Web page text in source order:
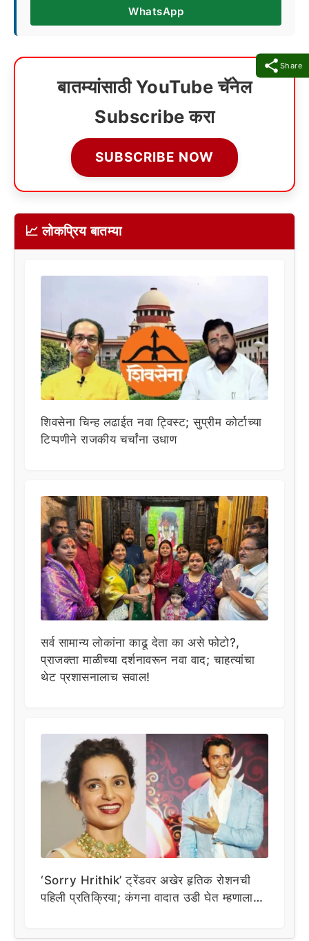
Share
WhatsApp
बातम्यांसाठी YouTube चॅनेल
Subscribe करा
SUBSCRIBE NOW
📈 लोकप्रिय बातम्या
शिवसेना चिन्ह लढाईत नवा ट्विस्ट; सुप्रीम कोर्टाच्या
टिप्पणीने राजकीय चर्चांना उधाण
सर्व सामान्य लोकांना काढू देता का असे फोटो?,
प्राजक्ता माळीच्या दर्शनावरून नवा वाद; चाहत्यांचा
थेट प्रशासनालाच सवाल!
‘Sorry Hrithik’ ट्रेंडवर अखेर हृतिक रोशनची
पहिली प्रतिक्रिया; कंगना वादात उडी घेत म्हणाला…